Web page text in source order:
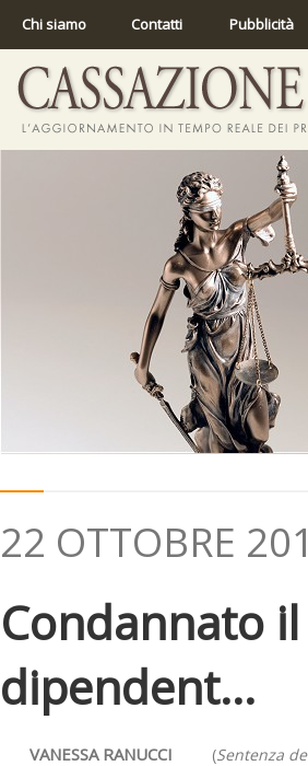
Chi siamo Contatti Pubblicità
22 OTTOBRE
Condannato
dipendent...
VANESSA RANUCCI (Sentenza